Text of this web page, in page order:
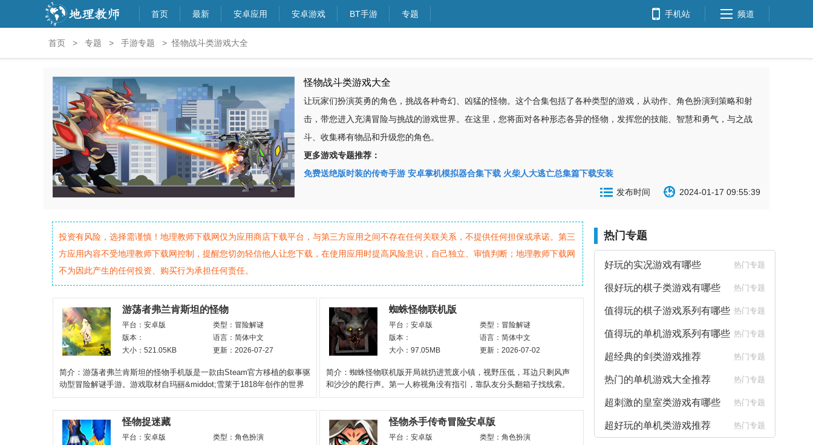
首页 最新 安卓应用 安卓游戏 BT手游 专题 手机站 频道
首页 > 专题 > 手游专题 > 怪物战斗类游戏大全
怪物战斗类游戏大全
让玩家们扮演英勇的角色，挑战各种奇幻、凶猛的怪物。这个合集包括了各种类型的游戏，从动作、角色扮演到策略和射
击，带您进入充满冒险与挑战的游戏世界。在这里，您将面对各种形态各异的怪物，发挥您的技能、智慧和勇气，与之战
斗、收集稀有物品和升级您的角色。
更多游戏专题推荐：
免费送绝版时装的传奇手游 安卓掌机模拟器合集下载 火柴人大逃亡总集篇下载安装
2024-01-17 09:55:39
发布时间
投资有风险，选择需谨慎！地理教师下载网仅为应用商店下载平台，与第三方应用之间不存在任何关联关系，不提供任何担保或承诺。第三
方应用内容不受地理教师下载网控制，提醒您切勿轻信他人让您下载，在使用应用时提高风险意识，自己独立、审慎判断；地理教师下载网
不为因此产生的任何投资、购买行为承担任何责任。
游荡者弗兰肯斯坦的怪物
平台：安卓版
类型：冒险解谜
版本：
语言：简体中文
大小：521.05KB
更新：2026-07-27
简介：游荡者弗兰肯斯坦的怪物手机版是一款由Steam官方移植的叙事驱
动型冒险解谜手游。游戏取材自玛丽&middot;雪莱于1818年创作的世界
经典《科学
蜘蛛怪物联机版
平台：安卓版
类型：冒险解谜
版本：
语言：简体中文
大小：97.05MB
更新：2026-07-02
简介：蜘蛛怪物联机版开局就扔进荒废小镇，视野压低，耳边只剩风声
和沙沙的爬行声。第一人称视角没有指引，靠队友分头翻箱子找线索。
解谜环节不算难，多数
怪物捉迷藏
平台：安卓版
类型：角色扮演
怪物杀手传奇冒险安卓版
平台：安卓版
类型：角色扮演
热门专题
好玩的实况游戏有哪些 热门专题
很好玩的棋子类游戏有哪些 热门专题
值得玩的棋子游戏系列有哪些 热门专题
值得玩的单机游戏系列有哪些 热门专题
超经典的剑类游戏推荐 热门专题
热门的单机游戏大全推荐 热门专题
超刺激的皇室类游戏有哪些 热门专题
超好玩的单机类游戏推荐 热门专题